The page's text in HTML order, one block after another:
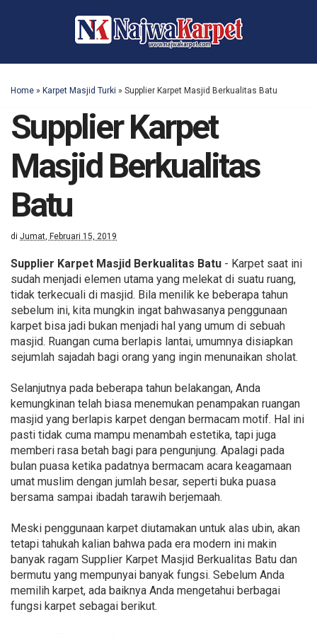
Home » Karpet Masjid Turki » Supplier Karpet Masjid Berkualitas Batu
Supplier Karpet
Masjid Berkualitas
Batu
di Jumat, Februari 15, 2019
Supplier Karpet Masjid Berkualitas Batu - Karpet saat ini
sudah menjadi elemen utama yang melekat di suatu ruang,
tidak terkecuali di masjid. Bila menilik ke beberapa tahun
sebelum ini, kita mungkin ingat bahwasanya penggunaan
karpet bisa jadi bukan menjadi hal yang umum di sebuah
masjid. Ruangan cuma berlapis lantai, umumnya disiapkan
sejumlah sajadah bagi orang yang ingin menunaikan sholat.
Selanjutnya pada beberapa tahun belakangan, Anda
kemungkinan telah biasa menemukan penampakan ruangan
masjid yang berlapis karpet dengan bermacam motif. Hal ini
pasti tidak cuma mampu menambah estetika, tapi juga
memberi rasa betah bagi para pengunjung. Apalagi pada
bulan puasa ketika padatnya bermacam acara keagamaan
umat muslim dengan jumlah besar, seperti buka puasa
bersama sampai ibadah tarawih berjemaah.
Meski penggunaan karpet diutamakan untuk alas ubin, akan
tetapi tahukah kalian bahwa pada era modern ini makin
banyak ragam Supplier Karpet Masjid Berkualitas Batu dan
bermutu yang mempunyai banyak fungsi. Sebelum Anda
memilih karpet, ada baiknya Anda mengetahui berbagai
fungsi karpet sebagai berikut.